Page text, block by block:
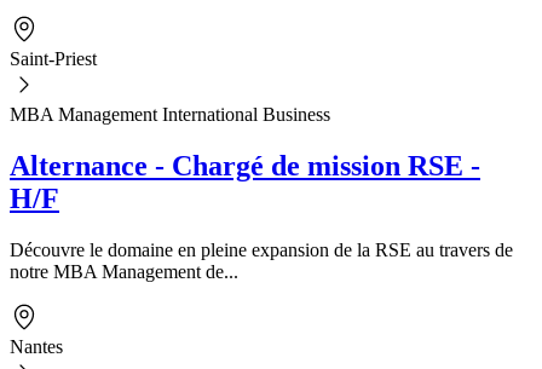
Saint-Priest
MBA Management International Business
Alternance - Chargé de mission RSE -
H/F
Découvre le domaine en pleine expansion de la RSE au travers de
notre MBA Management de...
Nantes